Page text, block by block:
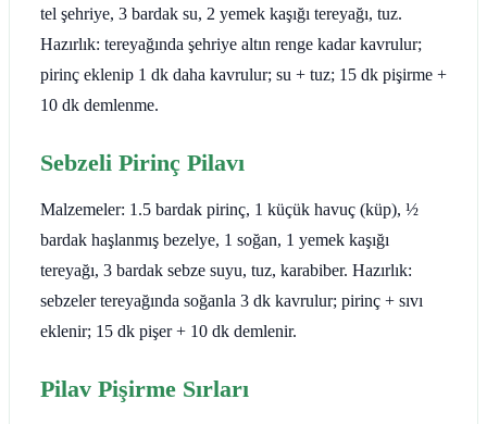
tel şehriye, 3 bardak su, 2 yemek kaşığı tereyağı, tuz.
Hazırlık: tereyağında şehriye altın renge kadar kavrulur;
pirinç eklenip 1 dk daha kavrulur; su + tuz; 15 dk pişirme +
10 dk demlenme.
Sebzeli Pirinç Pilavı
Malzemeler: 1.5 bardak pirinç, 1 küçük havuç (küp), ½
bardak haşlanmış bezelye, 1 soğan, 1 yemek kaşığı
tereyağı, 3 bardak sebze suyu, tuz, karabiber. Hazırlık:
sebzeler tereyağında soğanla 3 dk kavrulur; pirinç + sıvı
eklenir; 15 dk pişer + 10 dk demlenir.
Pilav Pişirme Sırları